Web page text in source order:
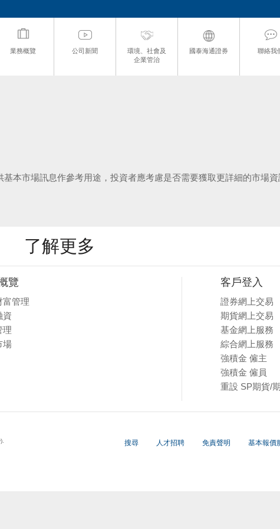
業務概覽 公司新聞
環境、社會及
企業管治
國泰海通證券 聯絡我
本市場訊息作參考用途，投資者應考慮是否需要獲取更詳細的市場
了解更多
覽
富管理
資
理
場
客戶登入
證券網上交易
期貨網上交易
基金網上服務
綜合網上服務
強積金 僱主
強積金 僱員
重設 SP期貨/
搜尋 人才招聘 免責聲明 基本報價